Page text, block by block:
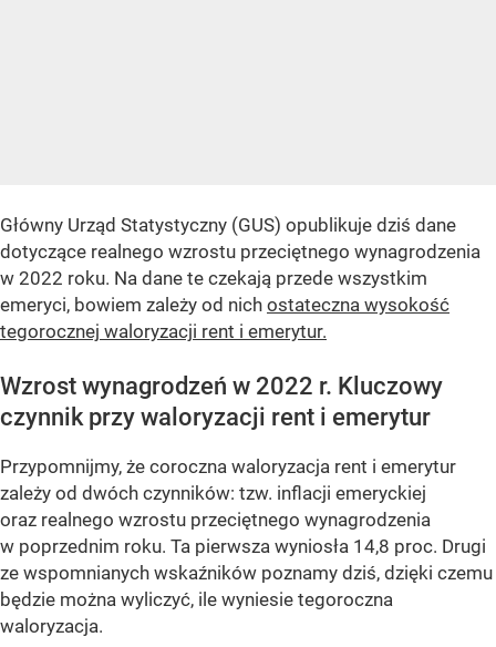
Główny Urząd Statystyczny (GUS) opublikuje dziś dane
dotyczące realnego wzrostu przeciętnego wynagrodzenia
w 2022 roku. Na dane te czekają przede wszystkim
emeryci, bowiem zależy od nich ostateczna wysokość
tegorocznej waloryzacji rent i emerytur.
Wzrost wynagrodzeń w 2022 r. Kluczowy
czynnik przy waloryzacji rent i emerytur
Przypomnijmy, że coroczna waloryzacja rent i emerytur
zależy od dwóch czynników: tzw. inflacji emeryckiej
oraz realnego wzrostu przeciętnego wynagrodzenia
w poprzednim roku. Ta pierwsza wyniosła 14,8 proc. Drugi
ze wspomnianych wskaźników poznamy dziś, dzięki czemu
będzie można wyliczyć, ile wyniesie tegoroczna
waloryzacja.